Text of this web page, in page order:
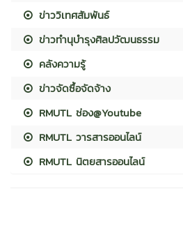
ข่าววิเทศสัมพันธ์
ข่าวทำนุบำรุงศิลปวัฒนธรรม
คลังความรู้
ข่าวจัดซื้อจัดจ้าง
RMUTL ช่อง@Youtube
RMUTL วารสารออนไลน์
RMUTL นิตยสารออนไลน์